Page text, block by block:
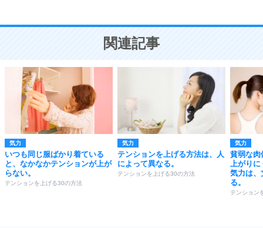
ことが大切。
関連記事
気力
いつも同じ服ばかり着ている
と、なかなかテンションが上が
らない。
テンションを上げる30の方法
気力
テンションを上げる方法は、人
によって異なる。
テンションを上げる30の方法
気力
貧弱な肉
上がりに
気力は、
る。
テンション